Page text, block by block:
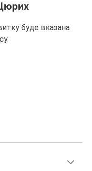
буде вказана